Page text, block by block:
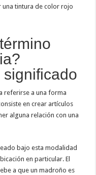
una tintura de color rojo
referirse a una forma
en crear artículos
alguna relación con una
bajo esta modalidad
en particular. El
a que un madroño es